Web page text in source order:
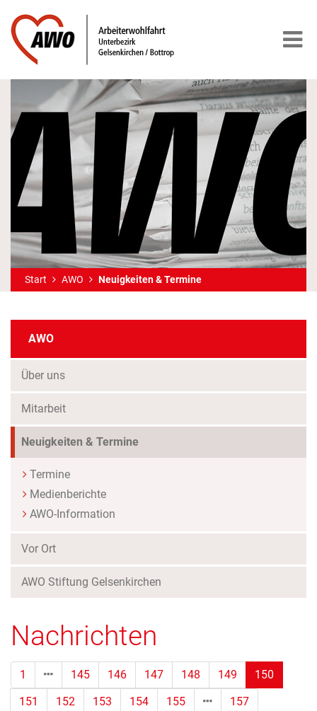
Start AWO Neuigkeiten & Termine
AWO
Über uns
Mitarbeit
Neuigkeiten & Termine
Termine
Medienberichte
AWO-Information
Vor Ort
AWO Stiftung Gelsenkirchen
Nachrichten
1 145 146 147 148 149 150
151 152 153 154 155 157